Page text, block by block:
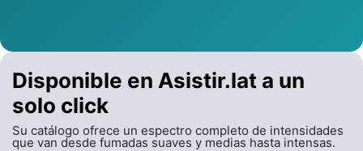
Disponible en Asistir.lat a un
solo click
Su catálogo ofrece un espectro completo de intensidades
que van desde fumadas suaves y medias hasta intensas.